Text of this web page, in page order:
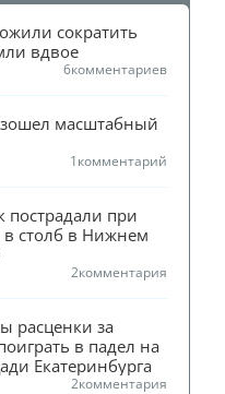
сократить
вдвое
6комментариев
масштабный
1комментарий
пострадали при
в столб в Нижнем
2комментария
расценки за
в падел на
Екатеринбурга
2комментария